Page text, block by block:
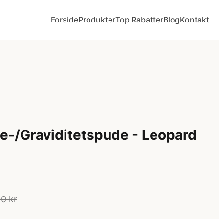
ForsideProdukterTop RabatterBlogKontakt
Graviditetspude - Leopard
kr